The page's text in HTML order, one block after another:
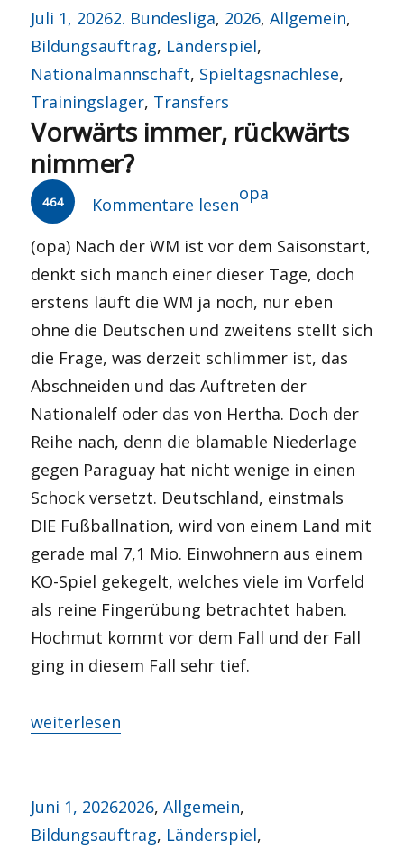
Veröffentlicht
am
Juli 1, 2026Kategorien
2. Bundesliga, 2026,Allgemein,
Bildungsauftrag, Länderspiel,
Nationalmannschaft, Spieltagsnachlese,
Trainingslager, Transfers
Vorwärts immer, rückwärts
nimmer?
464 Kommentare lesen
Autor
opa
(opa) Nach der WM ist vor dem Saisonstart,
denkt sich manch einer dieser Tage, doch
erstens läuft die WM ja noch, nur eben
ohne die Deutschen und zweitens stellt sich
die Frage, was derzeit schlimmer ist, das
Abschneiden und das Auftreten der
Nationalelf oder das von Hertha. Doch der
Reihe nach, denn die blamable Niederlage
gegen Paraguay hat nicht wenige in einen
Schock versetzt. Deutschland, einstmals
DIE Fußballnation, wird von einem Land mit
gerade mal 7,1 Mio. Einwohnern aus einem
KO-Spiel gekegelt, welches viele im Vorfeld
als reine Fingerübung betrachtet haben.
Hochmut kommt vor dem Fall und der Fall
ging in diesem Fall sehr tief.
„Vorwärts immer, rückwärts nimmer?“
weiterlesen
Veröffentlicht
am
Juni 1, 2026Kategorien
2026,Allgemein,
Bildungsauftrag, Länderspiel,